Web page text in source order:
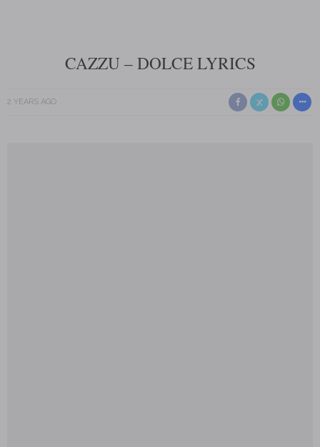
CAZZU – DOLCE LYRICS
2 YEARS AGO